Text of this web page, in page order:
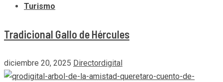
Turismo
Tradicional Gallo de Hércules
diciembre 20, 2025 Directordigital